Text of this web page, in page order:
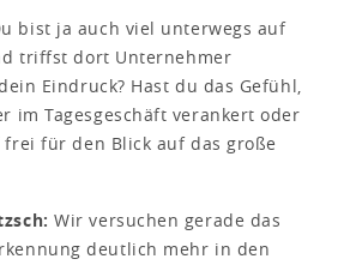
bist ja auch viel unterwegs auf
triffst dort Unternehmer
Eindruck? Hast du das Gefühl,
im Tagesgeschäft verankert oder
für den Blick auf das große
Wir versuchen gerade das
deutlich mehr in den